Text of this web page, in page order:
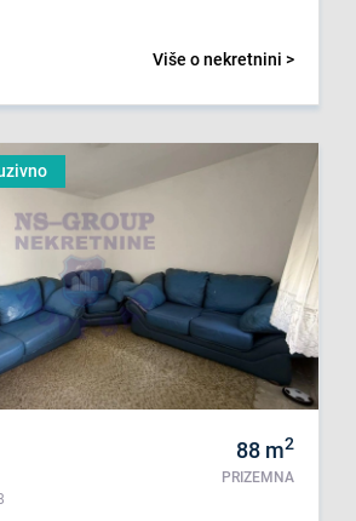
Više o nekretnini >
88 m2
PRIZEMNA